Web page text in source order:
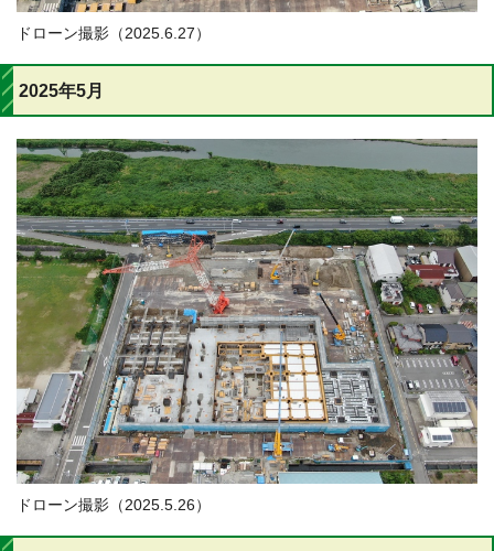
ドローン撮影（2025.6.27）
2025年5月
ドローン撮影（2025.5.26）